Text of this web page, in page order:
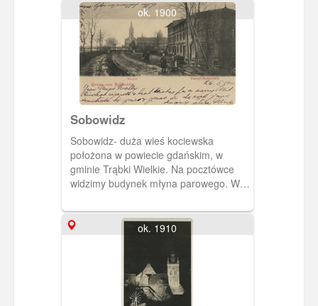
ok. 1900
Sobowidz
Sobowidz- duża wieś kociewska
położona w powiecie gdańskim, w
gminie Trąbki Wielkie. Na pocztówce
widzimy budynek młyna parowego. W
i gruntownie przebudowany w roku
1864 (wieża dobudowana w 1898).
Przemienienia Pańskiego.
ok. 1910